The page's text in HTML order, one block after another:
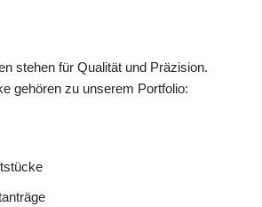
stehen für Qualität und Präzision.
gehören zu unserem Portfolio: